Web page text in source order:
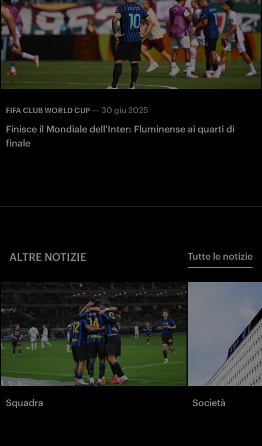
FIFA CLUB WORLD CUP — 30 giu 2025
Finisce il Mondiale dell'Inter: Fluminense ai quarti di
finale
ALTRE NOTIZIE Tutte le notizie
Squadra Società